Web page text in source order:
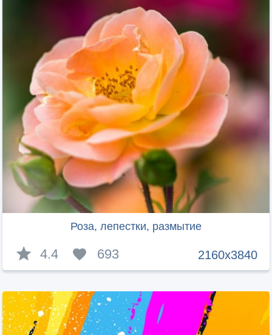
Роза, лепестки, размытие
2160x3840
4.4 693